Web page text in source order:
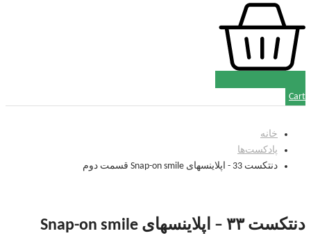
Cart
خانه
پادکست‌‌ها
دنتکست 33 - اپلاینسهای Snap-on smile قسمت دوم
دنتکست ۳۳ – اپلاینسهای Snap-on smile